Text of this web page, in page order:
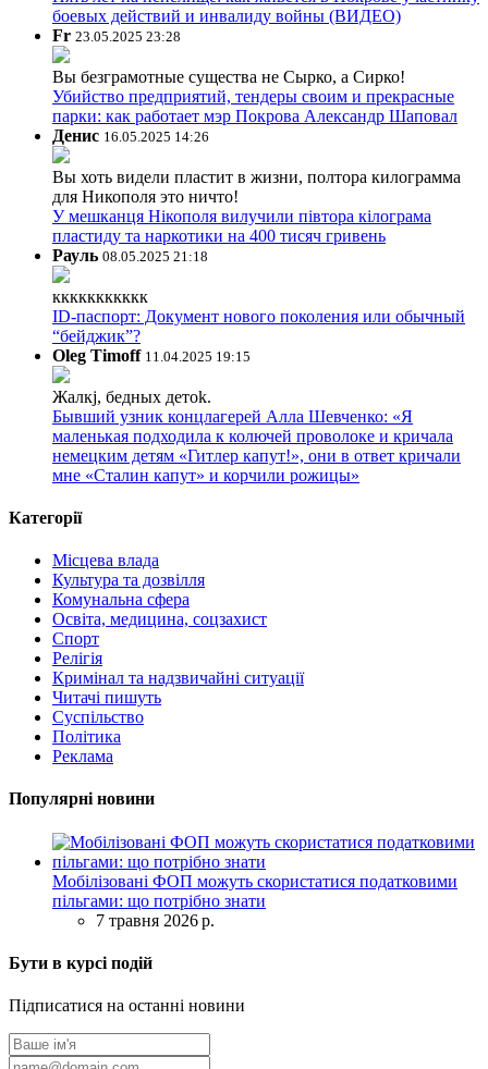
боевых действий и инвалиду войны (ВИДЕО)
Fr 23.05.2025 23:28
Вы безграмотные существа не Сырко, а Сирко!
Убийство предприятий, тендеры своим и прекрасные
парки: как работает мэр Покрова Александр Шаповал
Денис 16.05.2025 14:26
Вы хоть видели пластит в жизни, полтора килограмма
для Никополя это ничто!
У мешканця Нікополя вилучили півтора кілограма
пластиду та наркотики на 400 тисяч гривень
Рауль 08.05.2025 21:18
ккккккккккк
ID-паспорт: Документ нового поколения или обычный
“бейджик”?
Oleg Timoff 11.04.2025 19:15
Жалкj, бедных детok.
Бывший узник концлагерей Алла Шевченко: «Я
маленькая подходила к колючей проволоке и кричала
немецким детям «Гитлер капут!», они в ответ кричали
мне «Сталин капут» и корчили рожицы»
Категорії
Місцева влада
Культура та дозвілля
Комунальна сфера
Освіта, медицина, соцзахист
Спорт
Релігія
Кримінал та надзвичайні ситуації
Читачі пишуть
Суспільство
Політика
Реклама
Популярні новини
Мобілізовані ФОП можуть скористатися податковими
пільгами: що потрібно знати
7 травня 2026 р.
Бути в курсі подій
Підписатися на останні новини